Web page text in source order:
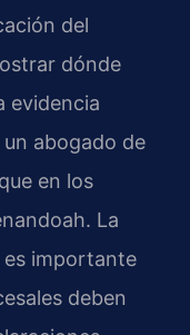
del
dónde
evidencia
abogado de
en los
La
importante
deben